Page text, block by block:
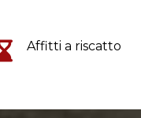
Affitti a riscatto